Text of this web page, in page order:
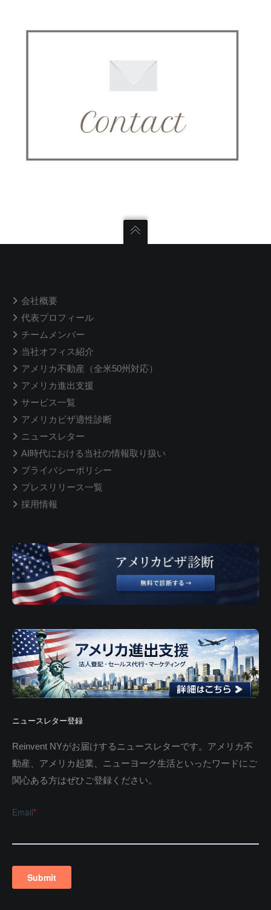
会社概要
代表プロフィール
チームメンバー
当社オフィス紹介
アメリカ不動産（全米50州対応）
アメリカ進出支援
サービス一覧
アメリカビザ適性診断
ニュースレター
AI時代における当社の情報取り扱い
プライバシーポリシー
プレスリリース一覧
採用情報
ニュースレター登録
Reinvent NYがお届けするニュースレターです。アメリカ不
動産、アメリカ起業、ニューヨーク生活といったワードにご
関心ある方はぜひご登録ください。